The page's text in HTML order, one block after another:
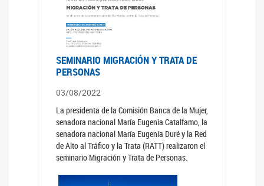
SEMINARIO MIGRACIÓN Y TRATA DE
PERSONAS
03/08/2022
La presidenta de la Comisión Banca de la Mujer,
senadora nacional María Eugenia Catalfamo, la
senadora nacional María Eugenia Duré y la Red
de Alto al Tráfico y la Trata (RATT) realizaron el
seminario Migración y Trata de Personas.